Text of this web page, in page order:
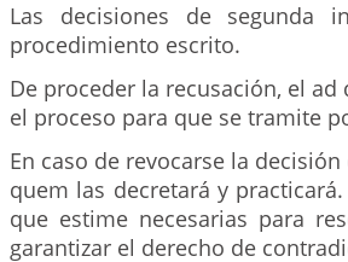
Las decisiones de segunda
procedimiento escrito.
De proceder la recusación, el
el proceso para que se tramite
En caso de revocarse la
quem las decretará y
que estime necesarias para
garantizar el derecho de